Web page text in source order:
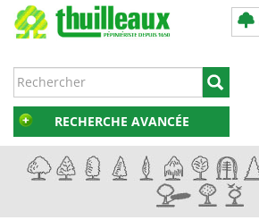
RECHERCHE AVANCÉE